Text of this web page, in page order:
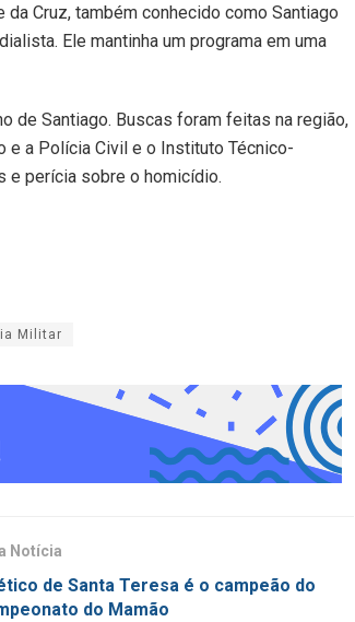
Cruz, também conhecido como Santiago
Ele mantinha um programa em uma
de Santiago. Buscas foram feitas na região,
e a Polícia Civil e o Instituto Técnico-
e perícia sobre o homicídio.
Militar
Notícia
de Santa Teresa é o campeão do
do Mamão